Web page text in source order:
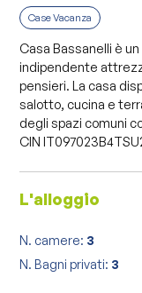
Case Vacanza
Casa Bassanelli è
indipendente
pensieri. La casa
salotto, cucina e
degli spazi comuni
CIN
L'alloggio
N. camere: 3
N. Bagni privati: 3